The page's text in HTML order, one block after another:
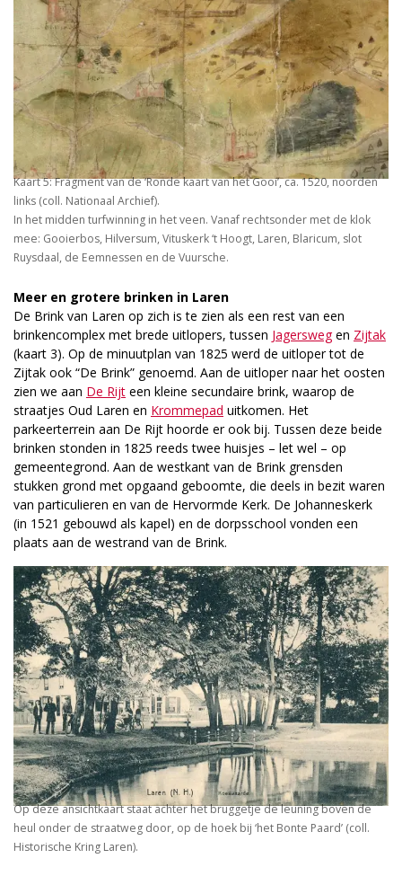
Kaart 5: Fragment van de ‘Ronde kaart van het Gooi’, ca. 1520, noorden
links (coll. Nationaal Archief).
In het midden turfwinning in het veen. Vanaf rechtsonder met de klok
mee: Gooierbos, Hilversum, Vituskerk ‘t Hoogt, Laren, Blaricum, slot
Ruysdaal, de Eemnessen en de Vuursche.
Meer en grotere brinken in Laren
De Brink van Laren op zich is te zien als een rest van een
brinkencomplex met brede uitlopers, tussen Jagerswegen Zijtak
(kaart 3). Op de minuutplan van 1825 werd de uitloper tot de
Zijtak ook “De Brink” genoemd. Aan de uitloper naar het oosten
zien we aan De Rijt een kleine secundaire brink, waarop de
straatjes Oud Laren en Krommepad uitkomen. Het
parkeerterrein aan De Rijt hoorde er ook bij. Tussen deze beide
brinken stonden in 1825 reeds twee huisjes – let wel – op
gemeentegrond. Aan de westkant van de Brink grensden
stukken grond met opgaand geboomte, die deels in bezit waren
van particulieren en van de Hervormde Kerk. De Johanneskerk
(in 1521 gebouwd als kapel) en de dorpsschool vonden een
plaats aan de westrand van de Brink.
Op deze ansichtkaart staat achter het bruggetje de leuning boven de
heul onder de straatweg door, op de hoek bij ‘het Bonte Paard’ (coll.
Historische Kring Laren).